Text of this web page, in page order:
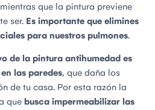
que la pintura previene
ser. Es importante que elimines
para nuestros pulmones.
de la pintura antihumedad es
las paredes, que daña los
de tu casa. Por esta razón la
que busca impermeabilizar las